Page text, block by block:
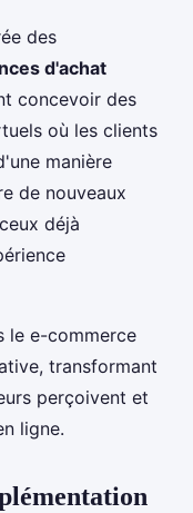
des
d'achat
concevoir des
où les clients
manière
de nouveaux
déjà
le e-commerce
transformant
perçoivent et
ligne.